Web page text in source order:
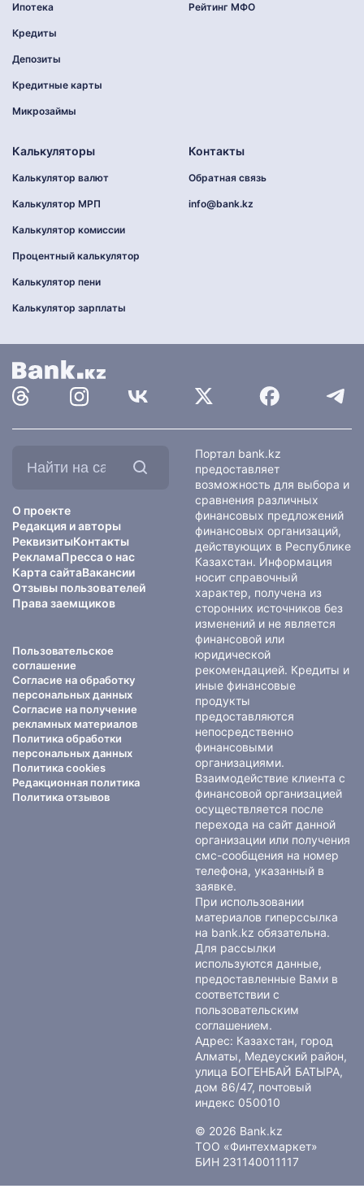
Ипотека
Кредиты
Депозиты
Кредитные карты
Микрозаймы
Рейтинг МФО
Калькуляторы
Калькулятор валют
Калькулятор МРП
Калькулятор комиссии
Процентный калькулятор
Калькулятор пени
Калькулятор зарплаты
Контакты
Обратная связь
info@bank.kz
О проекте
Редакция и авторы
РеквизитыКонтакты
РекламаПресса о нас
Карта сайтаВакансии
Отзывы пользователей
Права заемщиков
Пользовательское
соглашение
Согласие на обработку
персональных данных
Согласие на получение
рекламных материалов
Политика обработки
персональных данных
Политика cookies
Редакционная политика
Политика отзывов
Портал bank.kz
предоставляет
возможность для выбора и
сравнения различных
финансовых предложений
финансовых организаций,
действующих в Республике
Казахстан. Информация
носит справочный
характер, получена из
сторонних источников без
изменений и не является
финансовой или
юридической
рекомендацией. Кредиты и
иные финансовые
продукты
предоставляются
непосредственно
финансовыми
организациями.
Взаимодействие клиента с
финансовой организацией
осуществляется после
перехода на сайт данной
организации или получения
смс-сообщения на номер
телефона, указанный в
заявке.
При использовании
материалов гиперссылка
на bank.kz обязательна.
Для рассылки
используются данные,
предоставленные Вами в
соответствии с
пользовательским
соглашением.
Адрес: Казахстан, город
Алматы, Медеуский район,
улица БОГЕНБАЙ БАТЫРА,
дом 86/47, почтовый
индекс 050010
© 2026 Bank.kz
ТОО «Финтехмаркет»
БИН 231140011117